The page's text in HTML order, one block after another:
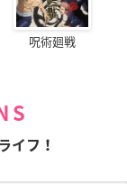
呪術廻戦
イフ！